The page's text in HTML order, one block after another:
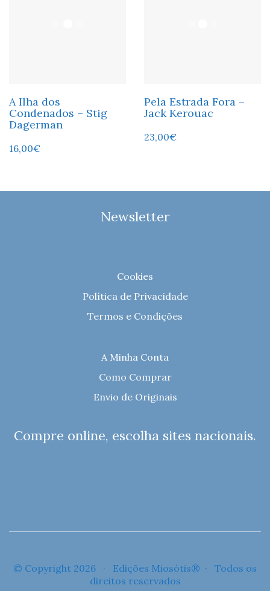
A Ilha dos
Condenados – Stig
Dagerman
16,00€
Pela Estrada Fora –
Jack Kerouac
23,00€
Newsletter
Cookies
Política de Privacidade
Termos e Condições
A Minha Conta
Como Comprar
Envio de Originais
Compre online, escolha sites nacionais.
© Copyright 2026 · Edições Miosótis® · Todos os
direitos reservados